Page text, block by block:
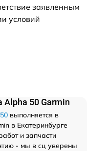
заявленным
условий
50 Garmin
выполняется в
в Екатеринбурге
и запчасти
- мы в сц уверены